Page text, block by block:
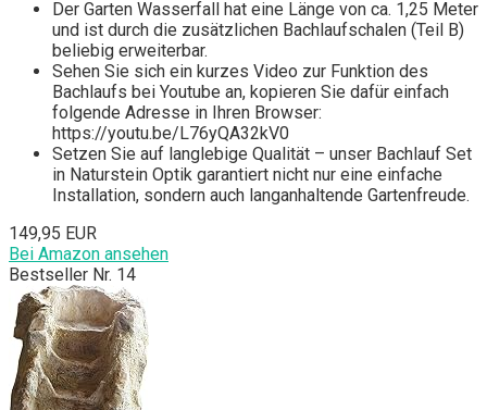
Der Garten Wasserfall hat eine Länge von ca. 1,25 Meter
und ist durch die zusätzlichen Bachlaufschalen (Teil B)
beliebig erweiterbar.
Sehen Sie sich ein kurzes Video zur Funktion des
Bachlaufs bei Youtube an, kopieren Sie dafür einfach
folgende Adresse in Ihren Browser:
https://youtu.be/L76yQA32kV0
Setzen Sie auf langlebige Qualität – unser Bachlauf Set
in Naturstein Optik garantiert nicht nur eine einfache
Installation, sondern auch langanhaltende Gartenfreude.
149,95 EUR
Bei Amazon ansehen
Bestseller Nr. 14